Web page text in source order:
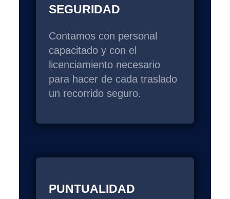
SEGURIDAD
Contamos con personal
capacitado y con el
licenciamiento necesario
para hacer de cada traslado
un recorrido seguro.
PUNTUALIDAD